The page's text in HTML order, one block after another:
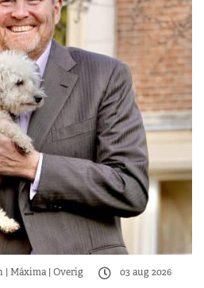
Máxima Overig 03 aug 2026